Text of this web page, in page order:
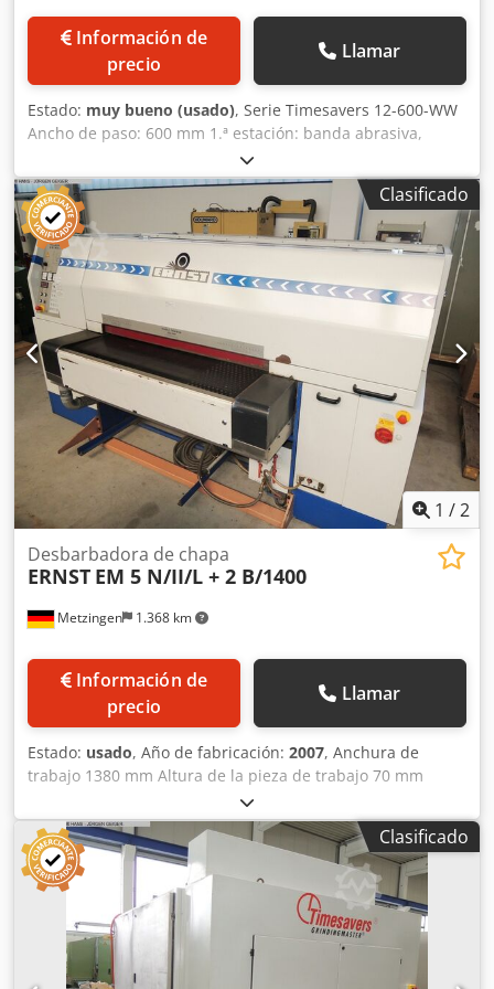
Información de
precio
Llamar
Estado: muy bueno (usado), Serie Timesavers 12-600-WW
Ancho de paso: 600 mm 1.ª estación: banda abrasiva,
prelijado, eliminación de rebabas y aristas elevadas.
Codpfeznltiex Agqsha 2.ª estación: banda abrasiva/banda
de lijado, lijado final, acabado de la superficie. La serie 12-
600-WW es ideal para desbarbar y lijar chapa de hasta 100
mm de espesor. Gracias a las dos estaciones de bandas
abrasivas, se obtiene un lijado uniforme y limpio en la
superficie de la chapa.
Clasificado
1 /2
Metzingen 1.368 km
Desbarbadora de chapa
ERNST EM 5 N/II/L + 2 B/1400
Información de
precio
Llamar
Estado: usado, Año de fabricación: 2007, Anchura de
trabajo 1380 mm Altura de la pieza de trabajo 70 mm
Potencia total necesaria 45 kW Peso de la máquina aprox.
5.500 kg E R N S T Desbarbadora automática de chapa con
unidad de rectificado en húmedo Tipo EM 5 N/II/L + 2
B/1400 Año de fabricación 2007 Nº de serie 780063 _____
Anchura de rectificado aprox. 1.380 mm Anchura del
rodillo 1.400 mm Altura de la pieza máx. 1 - 70 mm
Velocidad de avance aprox. 1,5 - 8 m/min. Consta de 5
elementos de trabajo: Rodillo lijador oscilante para cubrir
con tela de lija (vellón de lija) Ø 450 mm, 1400 mm de
Clasificado